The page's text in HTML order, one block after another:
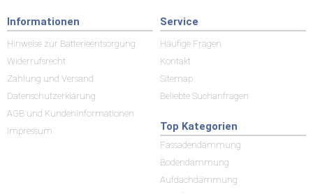
Informationen
Hinweise zur Batterieentsorgung
Widerrufsrecht
Zahlung und Versand
Datenschutzerklärung
AGB und Kundeninformationen
Impressum
Service
Häufige Fragen
Kontakt
Sitemap
Beliebte Suchanfragen
Top Kategorien
Fassadendämmung
Bodendämmung
Aufdachdämmung